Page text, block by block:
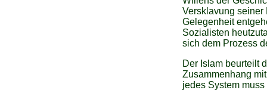
Versklavung seiner
Gelegenheit
Sozialisten
sich dem Prozess
Der Islam beurteilt
Zusammenhang
jedes System